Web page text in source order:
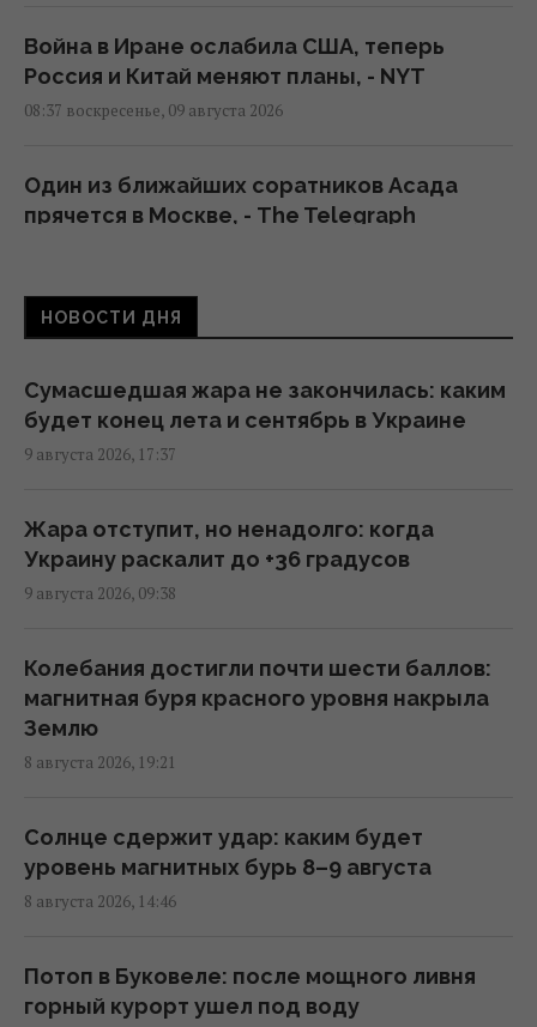
Война в Иране ослабила США, теперь
Россия и Китай меняют планы, - NYT
08:37 воскресенье, 09 августа 2026
Один из ближайших соратников Асада
прячется в Москве, - The Telegraph
"Это очень больно": сын Байдена
отца
21:15 суббота, 08 августа 2026
конфискации замороженных активов РФ, –
FAZ
19:19 суббота, 08 августа 2026
В Болгарии неподалеку от крупного
газопровода взорвался дрон: что известно
18:34 суббота, 08 августа 2026
викингов" для выживания на фронте, - BI
17:38 суббота, 08 августа 2026
NZZ раскрыл скрытую стратегию Сербии
15:57 суббота, 08 августа 2026
НОВОСТИ ДНЯ
Сумасшедшая жара не закончилась: каким
будет конец лета и сентябрь в Украине
9 августа 2026, 17:37
Жара отступит, но ненадолго: когда
Украину раскалит до +36 градусов
9 августа 2026, 09:38
Колебания достигли почти шести баллов:
магнитная буря красного уровня накрыла
Землю
8 августа 2026, 19:21
Солнце сдержит удар: каким будет
уровень магнитных бурь 8–9 августа
8 августа 2026, 14:46
Потоп в Буковеле: после мощного ливня
горный курорт ушел под воду